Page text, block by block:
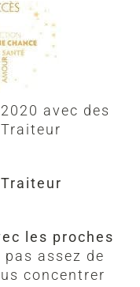
avec des
les proches
assez de
concentrer